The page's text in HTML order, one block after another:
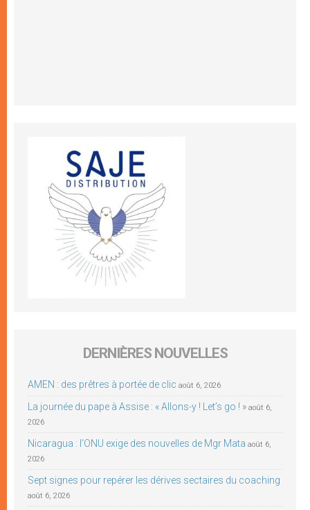
DERNIÈRES NOUVELLES
AMEN : des prêtres à portée de clic août 6, 2026
La journée du pape à Assise : « Allons-y ! Let’s go ! » août 6,
2026
Nicaragua : l’ONU exige des nouvelles de Mgr Mata août 6,
2026
Sept signes pour repérer les dérives sectaires du coaching
août 6, 2026